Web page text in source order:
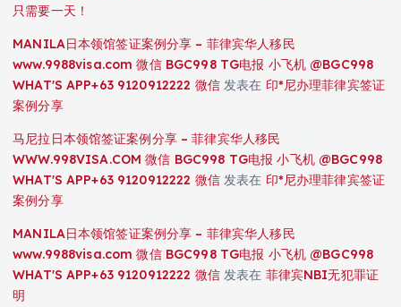
只需要一天！
MANILA日本领馆签证案例分享 – 菲律宾华人移民
www.9988visa.com 微信 BGC998 TG电报 小飞机 @BGC998
WHAT'S APP+63 9120912222 微信发表在 印*尼办理菲律宾签证
案例分享
马尼拉日本领馆签证案例分享 – 菲律宾华人移民
WWW.998VISA.COM 微信 BGC998 TG电报 小飞机 @BGC998
WHAT'S APP+63 9120912222 微信发表在 印*尼办理菲律宾签证
案例分享
MANILA日本领馆签证案例分享 – 菲律宾华人移民
www.9988visa.com 微信 BGC998 TG电报 小飞机 @BGC998
WHAT'S APP+63 9120912222 微信发表在 菲律宾NBI无犯罪证
明